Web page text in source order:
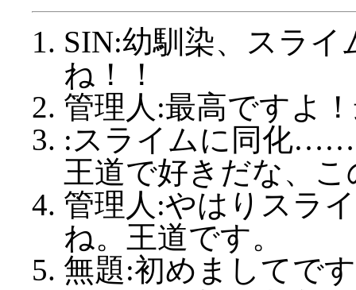
SIN:幼馴染、スラ
ね！！
管理人:最高ですよ
:スライムに同化
王道で好きだな、こ
管理人:やはりスラ
ね。王道です。
無題:初めましてで